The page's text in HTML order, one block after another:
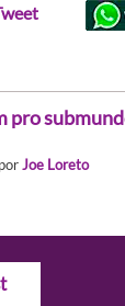
pro
Joe Loreto